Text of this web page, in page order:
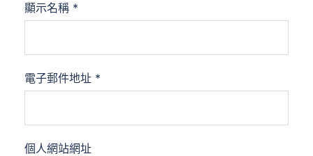
顯示名稱 *
電子郵件地址 *
個人網站網址